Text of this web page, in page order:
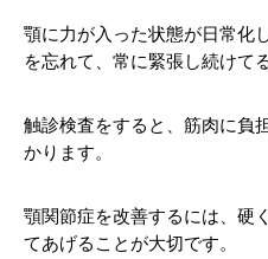
顎に力が入った状態が日常化
を忘れて、常に緊張し続けて
触診検査をすると、筋肉に負
かります。
顎関節症を改善するには、硬
てあげることが大切です。